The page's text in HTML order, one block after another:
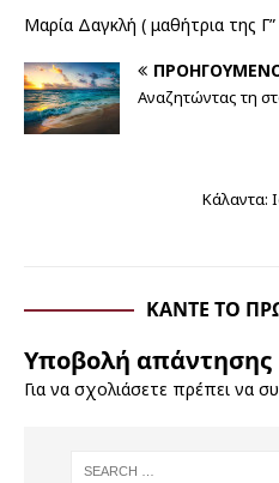
Μαρία Δαγκλή ( μαθήτρια της
Αναζητώντας τη
Κάλαντα:
ΚΆΝΤΕ ΤΟ
Υποβολή απάντησης
Για να σχολιάσετε πρέπει να